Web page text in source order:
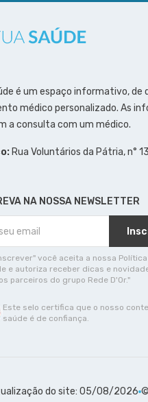
canal
no Instagram
no Facebook
gente no Pinterest
é um espaço informativo,
médico personalizado. As
a consulta com um médico.
Rua Voluntários da Pátria, n°
NA NOSSA NEWSLETTER
você aceita a nossa
e autoriza receber dicas e
parceiros do grupo Rede D'Or."
Este selo certifica que o nosso
saúde é de confiança.
do site: 05/08/2026